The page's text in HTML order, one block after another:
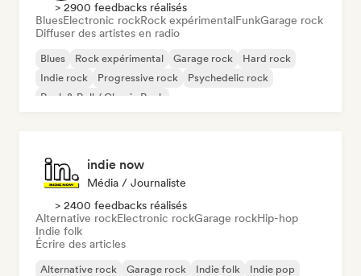
> 2900 feedbacks réalisés
BluesElectronic rockRock expérimentalFunkGarage rock
Diffuser des artistes en radio
Blues Rock expérimental Garage rock
Hard rock
Indie rock
Progressive rock
Psychedelic rock
Rock & Roll / Classic Rock
indie now
Média / Journaliste
> 2400 feedbacks réalisés
Alternative rockElectronic rockGarage rockHip-hop
Indie folk
Écrire des articles
Alternative rock Garage rock Indie folk
Indie pop